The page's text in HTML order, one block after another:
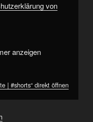
von
anzeigen
| #shorts“ direkt öffnen